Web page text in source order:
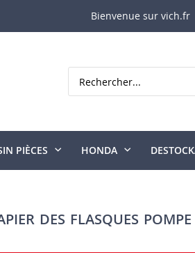
Bienvenue sur vich.fr
PIÈCES HONDA
des flasques